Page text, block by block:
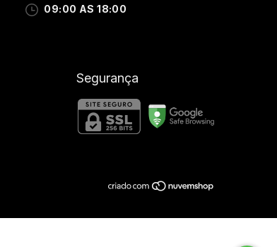
09:00 AS 18:00
Segurança